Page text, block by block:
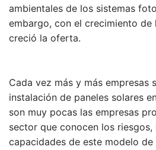
ambientales de los sistemas
embargo, con el crecimiento de
creció la oferta.
Cada vez más y más empresas
instalación de paneles solares
son muy pocas las empresas
sector que conocen los
capacidades de este modelo